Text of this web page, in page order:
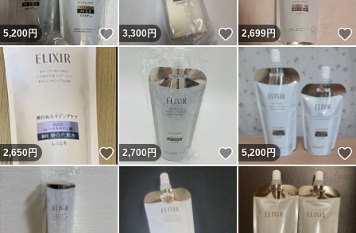
5,200円 いいね！
3,300円 いいね！
2,699円
2,650円 いいね！
2,700円 いいね！
5,200円